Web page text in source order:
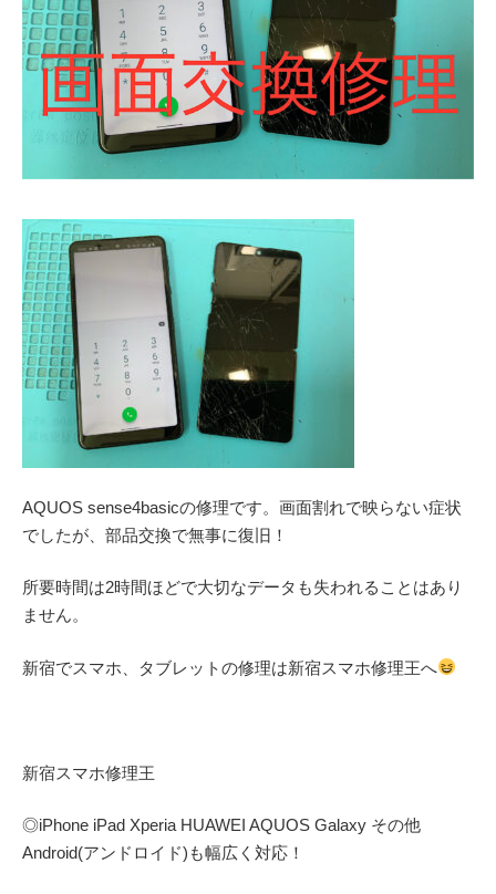
AQUOS sense4basicの修理です。画面割れで映らない症状
でしたが、部品交換で無事に復旧！
所要時間は2時間ほどで大切なデータも失われることはあり
ません。
新宿でスマホ、タブレットの修理は新宿スマホ修理王へ
新宿スマホ修理王
◎iPhone iPad Xperia HUAWEI AQUOS Galaxy その他
Android(アンドロイド) も幅広く対応！